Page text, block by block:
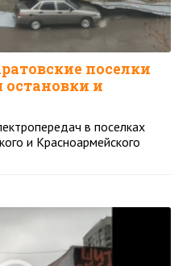
поселки
остановки и
в поселках
и Красноармейского